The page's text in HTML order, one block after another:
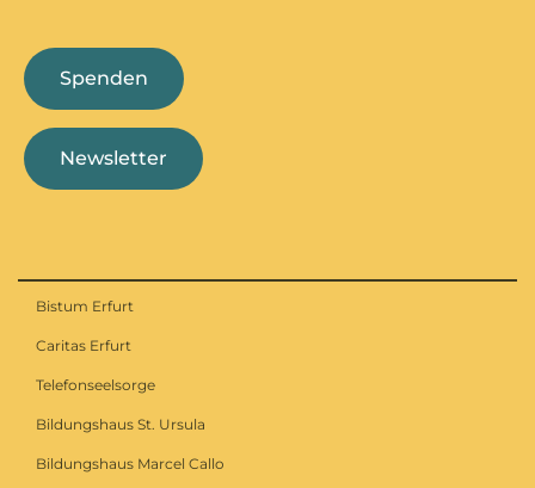
Spenden
Newsletter
Bistum Erfurt
Caritas Erfurt
Telefonseelsorge
Bildungshaus St. Ursula
Bildungshaus Marcel Callo